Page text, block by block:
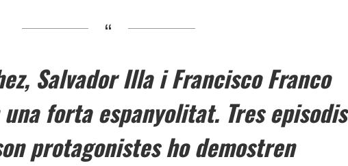
Salvador Illa i Francisco Franco
forta espanyolitat. Tres episodis
protagonistes ho demostren